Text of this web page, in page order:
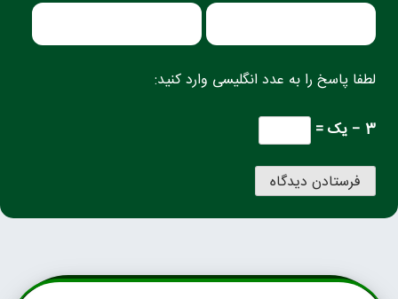
لطفا پاسخ را به عدد انگلیسی وارد کنید:
3 − یک =